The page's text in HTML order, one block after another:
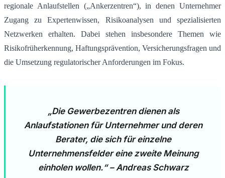
regionale Anlaufstellen („Ankerzentren“), in denen Unternehmer
Zugang zu Expertenwissen, Risikoanalysen und spezialisierten
Netzwerken erhalten. Dabei stehen insbesondere Themen wie
Risikofrüherkennung, Haftungsprävention, Versicherungsfragen und
die Umsetzung regulatorischer Anforderungen im Fokus.
„Die Gewerbezentren dienen als
Anlaufstationen für Unternehmer und deren
Berater, die sich für einzelne
Unternehmensfelder eine zweite Meinung
einholen wollen.“ – Andreas Schwarz